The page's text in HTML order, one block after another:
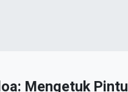
Mengetuk Pintu